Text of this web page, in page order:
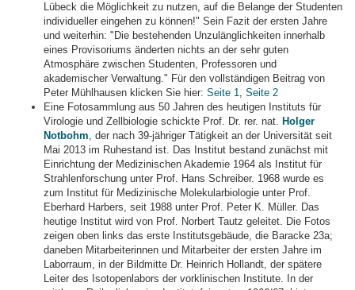
Lübeck die Möglichkeit zu nutzen, auf die Belange der Studenten
individueller eingehen zu können!" Sein Fazit der ersten Jahre
und weiterhin: "Die bestehenden Unzulänglichkeiten innerhalb
eines Provisoriums änderten nichts an der sehr guten
Atmosphäre zwischen Studenten, Professoren und
akademischer Verwaltung." Für den vollständigen Beitrag von
Peter Mühlhausen klicken Sie hier: Seite 1, Seite 2
Eine Fotosammlung aus 50 Jahren des heutigen Instituts für
Virologie und Zellbiologie schickte Prof. Dr. rer. nat. Holger
Notbohm, der nach 39-jähriger Tätigkeit an der Universität seit
Mai 2013 im Ruhestand ist. Das Institut bestand zunächst mit
Einrichtung der Medizinischen Akademie 1964 als Institut für
Strahlenforschung unter Prof. Hans Schreiber. 1968 wurde es
zum Institut für Medizinische Molekularbiologie unter Prof.
Eberhard Harbers, seit 1988 unter Prof. Peter K. Müller. Das
heutige Institut wird von Prof. Norbert Tautz geleitet. Die Fotos
zeigen oben links das erste Institutsgebäude, die Baracke 23a;
daneben Mitarbeiterinnen und Mitarbeiter der ersten Jahre im
Laborraum, in der Bildmitte Dr. Heinrich Hollandt, der spätere
Leiter des Isotopenlabors der vorklinischen Institute. In der